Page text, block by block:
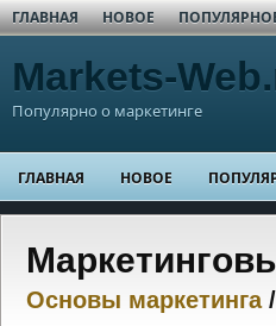
ГЛАВНАЯ НОВОЕ
Markets-
Популярно о маркетинге
ГЛАВНАЯ НОВОЕ
Основы маркетинга/